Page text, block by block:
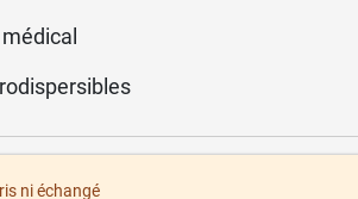
ni échangé